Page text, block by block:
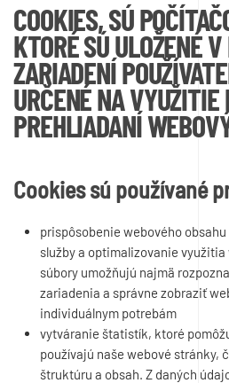
COOKIES, SÚ
KTORÉ SÚ ULOŽENÉ
ZARIADENÍ
URČENÉ NA VYUŽITIE
PREHLIADANÍ
Cookies sú používané
prispôsobenie webového
služby a optimalizovanie
súbory umožňujú najmä
zariadenia a správne zobraziť
individuálnym potrebám
vytváranie štatistík, ktoré
používajú naše webové stránky,
štruktúru a obsah. Z daných